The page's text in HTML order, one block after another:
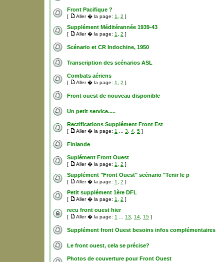
Front Pacifique ?
[ Aller � la page: 1 2 ]
Supplément Méditérannée 1939-43
[ Aller � la page: 1 2 ]
Scénario et CR Indochine, 1950
Transcription des scénarios ASL
Combats aériens
[ Aller � la page: 1 2 ]
Front ouest de nouveau disponible
Un petit service.....
Rectifications Supplément Front Est
[ Aller � la page: 1 3 4 5 ]
Finlande
Suplément Front Ouest
[ Aller � la page: 1 2 ]
Supplément "Front Ouest" scénario "Tenir le p
[ Aller � la page: 1 2 ]
Petit supplément 1ère DFL
[ Aller � la page: 1 2 ]
recu front ouest hier
[ Aller � la page: 1 13 14 15 ]
Supplément front Ouest besoins infos complémentaires
Le front ouest, cela se précise?
Photos de couverture pour Front Ouest